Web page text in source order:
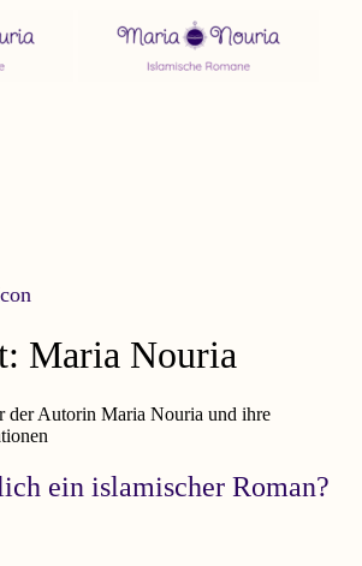
Maria Nouria
ein islamischer Roman?